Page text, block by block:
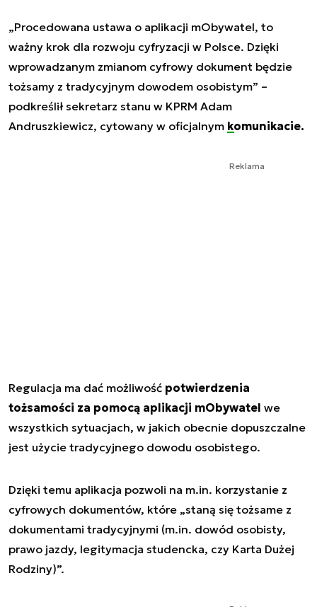
„Procedowana ustawa o aplikacji mObywatel, to
ważny krok dla rozwoju cyfryzacji w Polsce. Dzięki
wprowadzanym zmianom cyfrowy dokument będzie
tożsamy z tradycyjnym dowodem osobistym” –
podkreślił sekretarz stanu w KPRM Adam
Andruszkiewicz, cytowany w oficjalnym komunikacie.
Reklama
Regulacja ma dać możliwość potwierdzenia
tożsamości za pomocą aplikacji mObywatel we
wszystkich sytuacjach, w jakich obecnie dopuszczalne
jest użycie tradycyjnego dowodu osobistego.
Dzięki temu aplikacja pozwoli na m.in. korzystanie z
cyfrowych dokumentów, które „staną się tożsame z
dokumentami tradycyjnymi (m.in. dowód osobisty,
prawo jazdy, legitymacja studencka, czy Karta Dużej
Rodziny)”.